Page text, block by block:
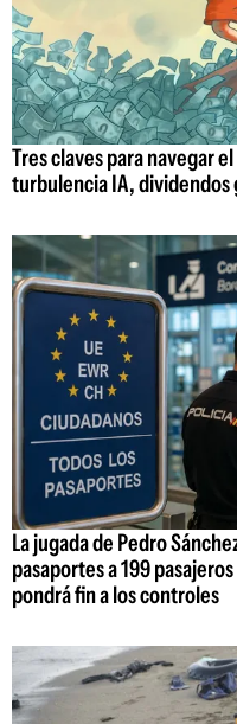
Tres claves para navegar
turbulencia IA, dividendos
La jugada de Pedro
pasaportes a 199
pondrá fin a los controles